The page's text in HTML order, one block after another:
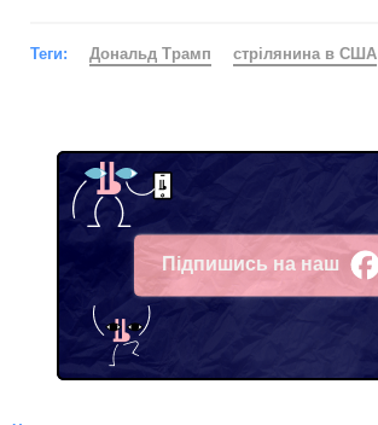
Теги: Дональд Трамп стрілянина в США
Підпишись на наш
Facebook